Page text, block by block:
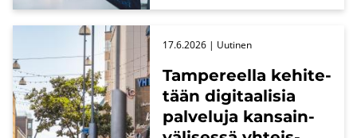
Tam­pe­reel­la ke­hi­te­
tään di­gi­taa­li­sia
pal­ve­lu­ja kan­sain­
17.6.2026 | Uu­ti­nen